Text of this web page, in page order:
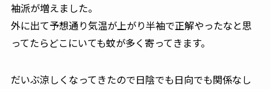
袖派が増えました。
外に出て予想通り気温が上がり半袖で正解やったなと思
ってたらどこにいても蚊が多く寄ってきます。
だいぶ涼しくなってきたので日陰でも日向でも関係なし